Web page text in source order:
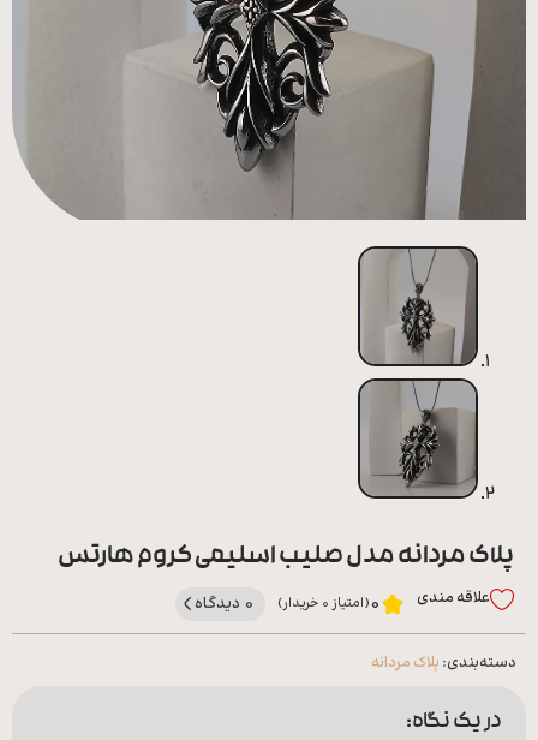
همه
محصولات
زیورآلات
پیرسینگ
پلاک مردانه مدل صلیب اسلیمی کروم هارتس
علاقه‌ مندی 0(امتیاز 0 خریدار) 0 دیدگاه
دسته‌بندی: پلاک مردانه
در یک نگاه: